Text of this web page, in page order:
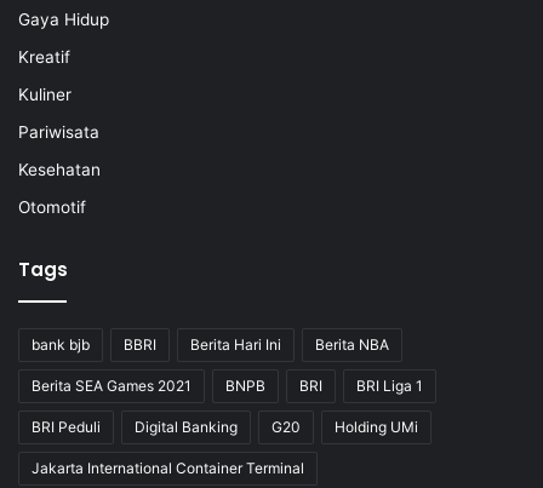
Gaya Hidup
Kreatif
Kuliner
Pariwisata
Kesehatan
Otomotif
Tags
bank bjb BBRI Berita Hari Ini Berita NBA
Berita SEA Games 2021 BNPB BRI BRI Liga 1
BRI Peduli Digital Banking G20 Holding UMi
Jakarta International Container Terminal